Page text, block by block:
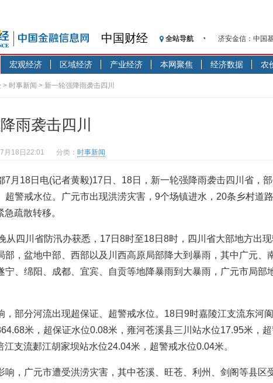
中国财经 全站导航
济安金信：中国
【见·闻】疫情下
记者手记：疫情
【见·闻】疫情
济安金信：中国
【新华财经调查
央行公开市场净
基本面及股市双
沥青期货连续两
恒生聚源：北斗
宏观经济 区域经济 产业经济 本网聚焦 经济数据 农
> 时事新闻 > 新一轮强降雨袭击四川
雨袭击四川
月18日22:01 分类： 时事新闻
7月18日电(记者黄毅)17日、18日，新一轮强降雨袭击四川省，
超警戒水位。广元市出现洪涝灾害，9个场镇进水，20条乡村道
疏散转移。
从四川省防汛办获悉，17日8时至18日8时，四川省大部地方出
部，盆地中部、西部以及川西高原局部降大到暴雨，其中广元、
宁、绵阳、成都、宜宾、自贡等地降暴雨到大暴雨，广元市局部
，部分河流出现超保证、超警戒水位。18日9时嘉陵江支流东河
米，超保证水位0.08米，雍河苍溪县三川站水位17.95米，
江支流郪江胡家坝站水位24.04米，超警戒水位0.04米。
响，广元市遭受洪涝灾害，其中苍溪、旺苍、利州、剑阁等县区